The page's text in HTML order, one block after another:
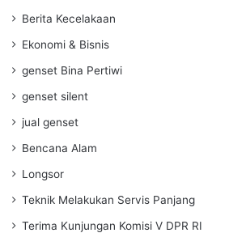
Berita Kecelakaan
Ekonomi & Bisnis
genset Bina Pertiwi
genset silent
jual genset
Bencana Alam
Longsor
Teknik Melakukan Servis Panjang
Terima Kunjungan Komisi V DPR RI